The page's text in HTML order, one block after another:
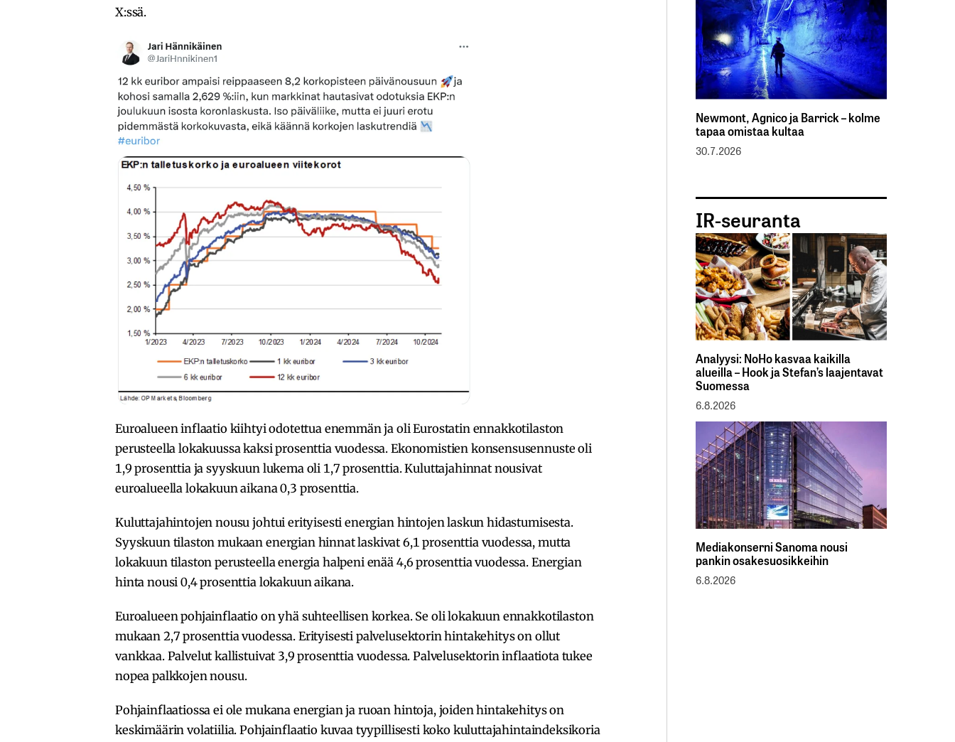
X:ssä.
Euroalueen inflaatio kiihtyi odotettua enemmän ja oli Eurostatin ennakkotilaston
perusteella lokakuussa kaksi prosenttia vuodessa. Ekonomistien konsensusennuste oli
1,9 prosenttia ja syyskuun lukema oli 1,7 prosenttia. Kuluttajahinnat nousivat
euroalueella lokakuun aikana 0,3 prosenttia.
Kuluttajahintojen nousu johtui erityisesti energian hintojen laskun hidastumisesta.
Syyskuun tilaston mukaan energian hinnat laskivat 6,1 prosenttia vuodessa, mutta
lokakuun tilaston perusteella energia halpeni enää 4,6 prosenttia vuodessa. Energian
hinta nousi 0,4 prosenttia lokakuun aikana.
Euroalueen pohjainflaatio on yhä suhteellisen korkea. Se oli lokakuun ennakkotilaston
mukaan 2,7 prosenttia vuodessa. Erityisesti palvelusektorin hintakehitys on ollut
vankkaa. Palvelut kallistuivat 3,9 prosenttia vuodessa. Palvelusektorin inflaatiota tukee
nopea palkkojen nousu.
Pohjainflaatiossa ei ole mukana energian ja ruoan hintoja, joiden hintakehitys on
keskimäärin volatiilia. Pohjainflaatio kuvaa tyypillisesti koko kuluttajahintaindeksikoria
Newmont, Agnico ja Barrick – kolme
tapaa omistaa kultaa
30.7.2026
IR-seuranta
Analyysi: NoHo kasvaa kaikilla
alueilla – Hook ja Stefan’s laajentavat
Suomessa
6.8.2026
Mediakonserni Sanoma nousi
pankin osakesuosikkeihin
6.8.2026